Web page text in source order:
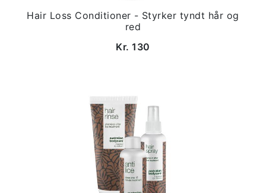
Hair Loss Conditioner - Styrker tyndt hår og
red
Kr. 130